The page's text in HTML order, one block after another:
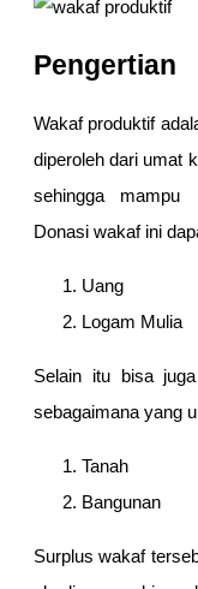
Pengertian
Wakaf produktif
diperoleh dari umat
sehingga mampu
Donasi wakaf ini
Uang
Logam Mulia
Selain itu bisa
sebagaimana yang
Tanah
Bangunan
Surplus wakaf